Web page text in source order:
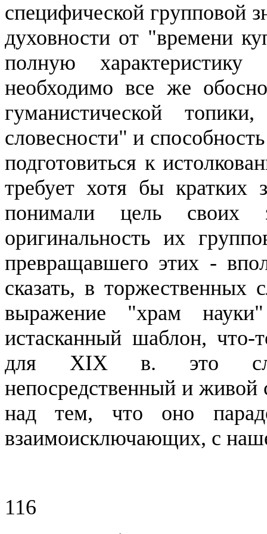
специфической групповой
духовности от "времени
полную
необходимо все же
гуманистической
словесности" и
подготовиться к
требует хотя бы кратких
понимали цель своих
оригинальность их
превращавшего этих -
сказать, в торжественных
выражение "храм
истасканный шаблон,
для XIX в. это
непосредственный и
над тем, что оно
взаимоисключающих, с
116